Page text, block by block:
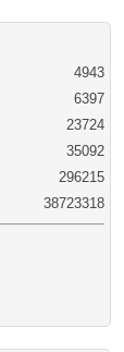
4943
6397
23724
35092
296215
38723318